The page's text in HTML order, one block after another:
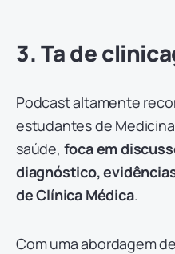
3. Ta de
Podcast altamente
estudantes de
saúde, foca em
diagnóstico,
de Clínica Médica.
Com uma abordagem